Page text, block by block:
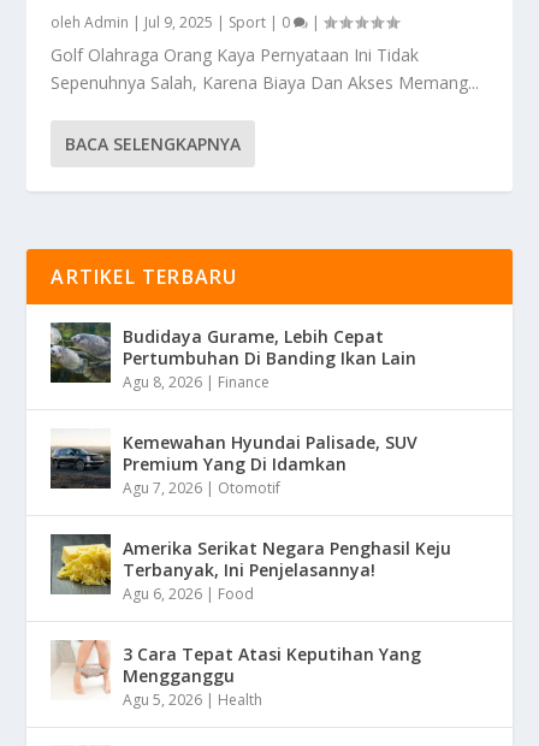
olehAdmin | Jul 9, 2025 | Sport | 0 |
Golf Olahraga Orang Kaya Pernyataan Ini Tidak
Sepenuhnya Salah, Karena Biaya Dan Akses Memang...
BACA SELENGKAPNYA
ARTIKEL TERBARU
Budidaya Gurame, Lebih Cepat
Pertumbuhan Di Banding Ikan Lain
Agu 8, 2026 | Finance
Kemewahan Hyundai Palisade, SUV
Premium Yang Di Idamkan
Agu 7, 2026 | Otomotif
Amerika Serikat Negara Penghasil Keju
Terbanyak, Ini Penjelasannya!
Agu 6, 2026 | Food
3 Cara Tepat Atasi Keputihan Yang
Mengganggu
Agu 5, 2026 | Health